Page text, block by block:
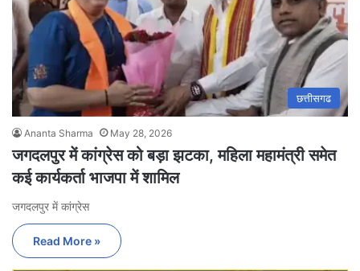
छत्तीसगढ
Ananta Sharma May 28, 2026
जगदलपुर में कांग्रेस को बड़ा झटका, महिला महामंत्री समेत
कई कार्यकर्ता भाजपा में शामिल
जगदलपुर में कांग्रेस
Read More »